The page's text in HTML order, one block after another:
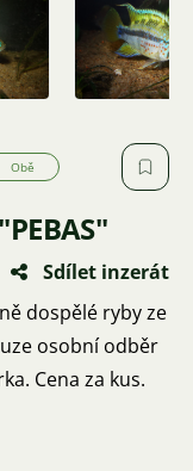
Obě
Sdílet inzerát
dospělé ryby ze
osobní odběr
Cena za kus.